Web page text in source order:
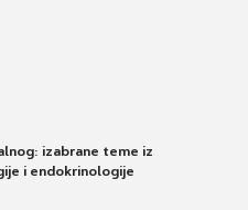
izabrane teme iz
i endokrinologije